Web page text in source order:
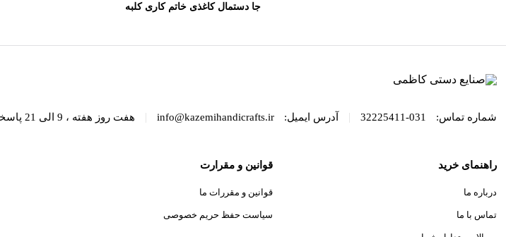
جا دستمال کاغذی خاتم کاری کلبه
شماره تماس: 031-32225411
| آدرس ایمیل: info@kazemihandicrafts.ir
| هفت روز هفته ، 9 الی 21 پاسخگوی شما هستیم.
راهنمای خرید
درباره ما
تماس با ما
قوانین و مقرارت
قوانین و مقررات ما
سیاست حفظ حریم خصوصی